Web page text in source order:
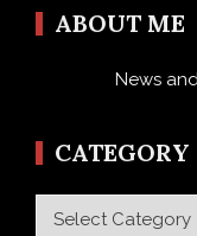
ABOUT ME
News
CATEGORY
Category